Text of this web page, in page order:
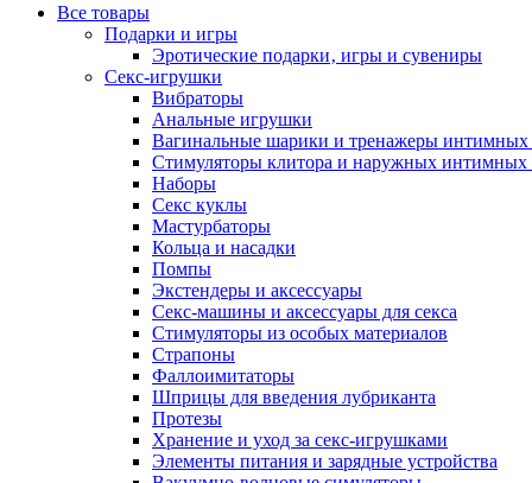
Все товары
Подарки и игры
Эротические подарки‚ игры и сувениры
Секс-игрушки
Вибраторы
Анальные игрушки
Вагинальные шарики и тренажеры
Стимуляторы клитора и наружных интимных
Наборы
Секс куклы
Мастурбаторы
Кольца и насадки
Помпы
Экстендеры и аксессуары
Секс-машины и аксессуары для секса
Стимуляторы из особых материалов
Страпоны
Фаллоимитаторы
Шприцы для введения лубриканта
Протезы
Хранение и уход за секс-игрушками
Элементы питания и зарядные устройства